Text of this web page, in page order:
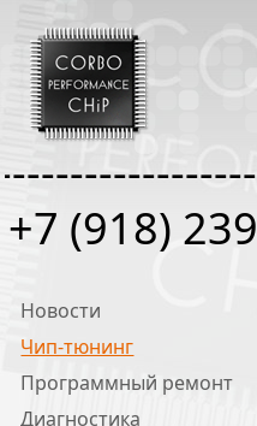
+7 (918)
Новости
Чип-тюнинг
Программный ремонт
Диагностика